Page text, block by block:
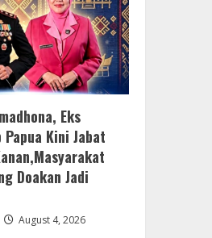
Eks
Kini Jabat
Doakan Jadi
August 4, 2026